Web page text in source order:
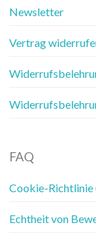
Newsletter
Vertrag
FAQ
Cookie-Richtlinie
Echtheit von